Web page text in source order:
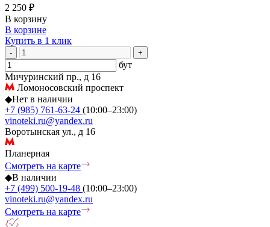
2 250 ₽
В корзину
В корзине
Купить в 1 клик
- +
бут
Мичуринский пр., д 16
Ломоносовский проспект
◆Нет в наличии
+7 (985) 761-63-24 (10:00–23:00)
vinoteki.ru@yandex.ru
Воротынская ул., д 16
Планерная
Смотреть на карте
◆В наличии
+7 (499) 500-19-48 (10:00–23:00)
vinoteki.ru@yandex.ru
Смотреть на карте